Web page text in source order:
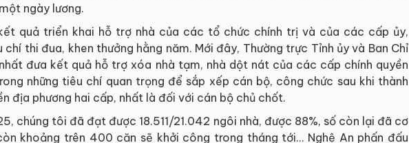
ngày lương.
quả triển khai hỗ trợ nhà của các tổ chức chính trị và của các cấp ủy,
thi đua, khen thưởng hằng năm. Mới đây, Thường trực Tỉnh ủy và Ban Chỉ
đưa kết quả hỗ trợ xóa nhà tạm, nhà dột nát của các cấp chính quyền
những tiêu chí quan trọng để sắp xếp cán bộ, công chức sau khi thành
địa phương hai cấp, nhất là đối với cán bộ chủ chốt.
chúng tôi đã đạt được 18.511/21.042 ngôi nhà, được 88%, số còn lại đã cơ
khoảng trên 400 căn sẽ khởi công trong tháng tới… Nghệ An phấn đấu